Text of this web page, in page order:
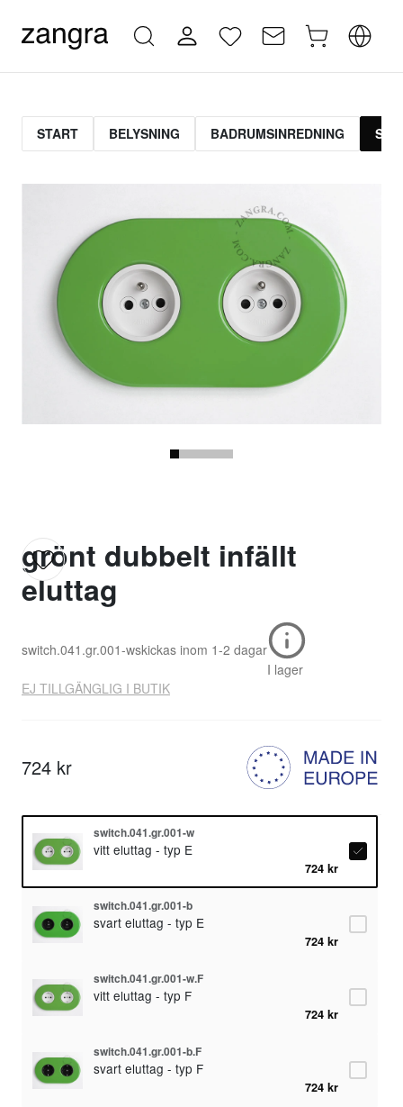
START BELYSNING BADRUMSINREDNING
grönt dubbelt infällt
eluttag
switch.041.gr.001-wskickas inom 1-2 dagar
I lager
EJ TILLGÄNGLIG I BUTIK
724 kr
switch.041.gr.001-w
vitt eluttag - typ E
724 kr
switch.041.gr.001-b
svart eluttag - typ E
724 kr
switch.041.gr.001-w.F
vitt eluttag - typ F
724 kr
switch.041.gr.001-b.F
svart eluttag - typ F
724 kr